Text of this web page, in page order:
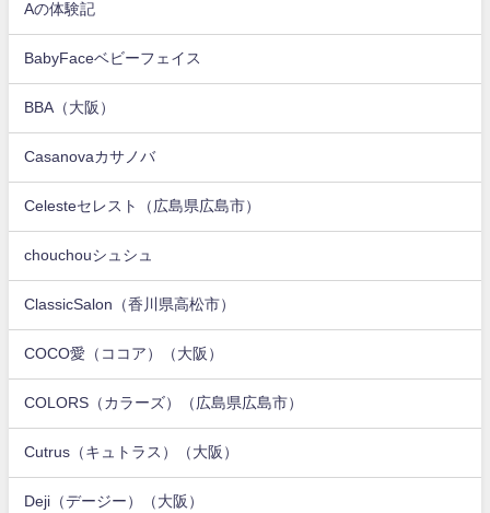
Aの体験記
BabyFaceベビーフェイス
BBA（大阪）
Casanovaカサノバ
Celesteセレスト（広島県広島市）
chouchouシュシュ
ClassicSalon（香川県高松市）
COCO愛（ココア）（大阪）
COLORS（カラーズ）（広島県広島市）
Cutrus（キュトラス）（大阪）
Deji（デージー）（大阪）